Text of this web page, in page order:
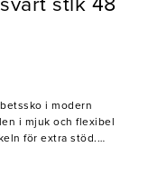
i modern
i mjuk och flexibel
för extra stöd.
under hela